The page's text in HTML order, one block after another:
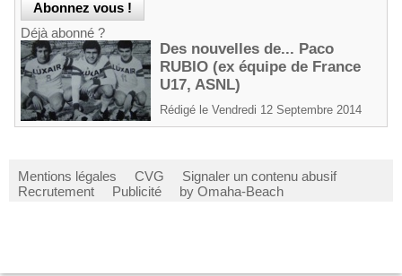
Déjà abonné ?
Des nouvelles de... Paco
RUBIO (ex équipe de France
U17, ASNL)
Rédigé le Vendredi 12 Septembre 2014
Mentions légales CVG
Signaler un contenu abusif
Recrutement
Publicité by Omaha-Beach